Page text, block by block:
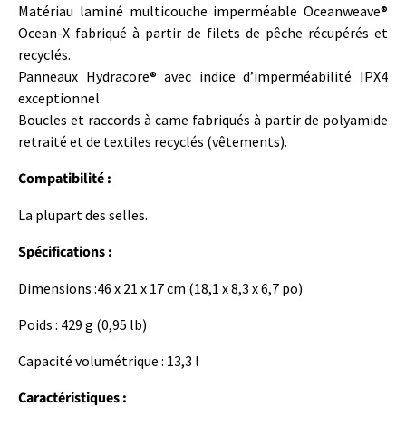
Matériau laminé multicouche imperméable Oceanweave®
Ocean-X fabriqué à partir de filets de pêche récupérés et
recyclés.
Panneaux Hydracore® avec indice d’imperméabilité IPX4
exceptionnel.
Boucles et raccords à came fabriqués à partir de polyamide
retraité et de textiles recyclés (vêtements).
Compatibilité :
La plupart des selles.
Spécifications :
Dimensions :46 x 21 x 17 cm (18,1 x 8,3 x 6,7 po)
Poids : 429 g (0,95 lb)
Capacité volumétrique : 13,3 l
Caractéristiques :